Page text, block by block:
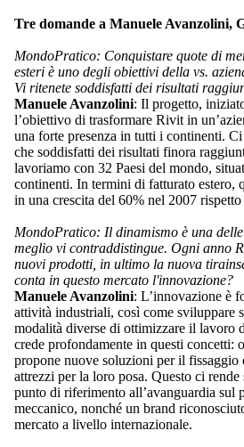
Tre domande a Manuele Avanzolini,
MondoPratico: Conquistare quote di
esteri è uno degli obiettivi della vs.
Vi ritenete soddisfatti dei risultati
Manuele Avanzolini: Il progetto,
l’obiettivo di trasformare Rivit in
una forte presenza in tutti i continenti.
che soddisfatti dei risultati finora
lavoriamo con 32 Paesi del mondo,
continenti. In termini di fatturato estero,
in una crescita del 60% nel 2007 rispetto
MondoPratico: Il dinamismo è una
meglio vi contraddistingue. Ogni anno
nuovi prodotti, in ultimo la nuova
conta in questo mercato l'innovazione?
Manuele Avanzolini: L’innovazione è
attività industriali, così come sviluppare
modalità diverse di ottimizzare il lavoro
crede profondamente in questi concetti:
propone nuove soluzioni per il fissaggio
attrezzi per la loro posa. Questo ci
punto di riferimento all’avanguardia sul
meccanico, nonché un brand
mercato a livello internazionale.